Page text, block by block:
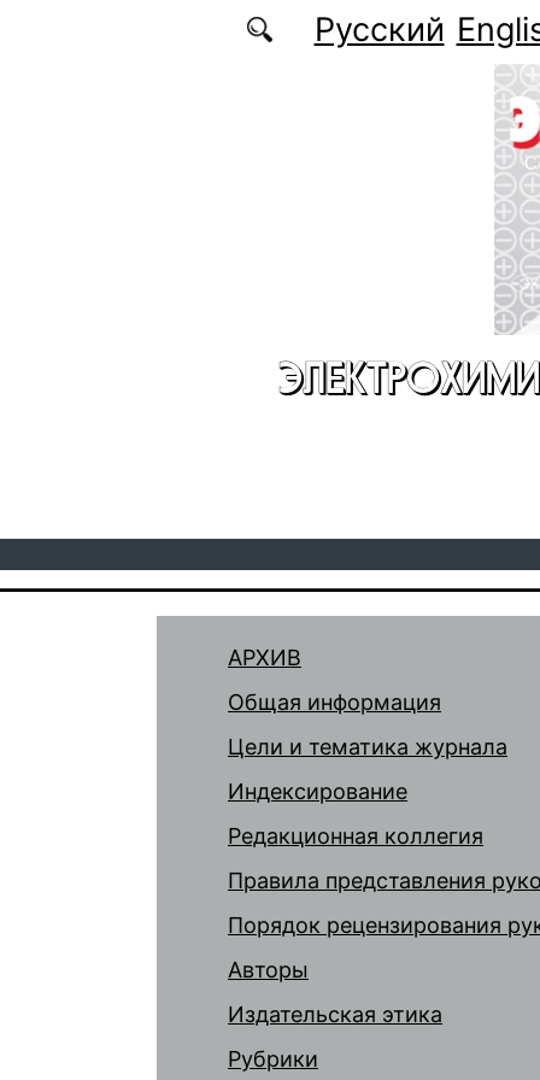
Перейти к основному содержаниюРусский
АРХИВ
Общая информация
Цели и тематика журнала
Индексирование
Редакционная коллегия
Правила представления
Порядок рецензирования
Авторы
Издательская этика
Рубрики